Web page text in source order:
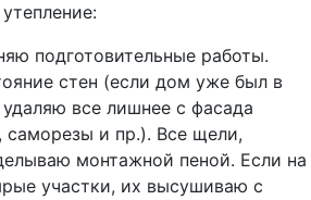
подготовительные работы.
стен (если дом уже был в
удаляю все лишнее с фасада
саморезы и пр.). Все щели,
монтажной пеной. Если на
участки, их высушиваю с